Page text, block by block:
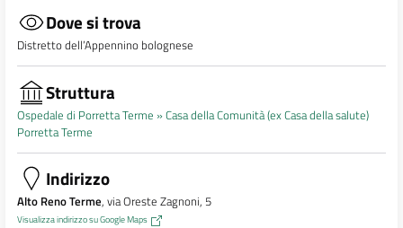
Dove si trova
Distretto dell’Appennino bolognese
Struttura
Ospedale di Porretta Terme »Casa della Comunità (ex Casa della salute)
Porretta Terme
Indirizzo
Alto Reno Terme, via Oreste Zagnoni, 5
Visualizza indirizzo su Google Maps